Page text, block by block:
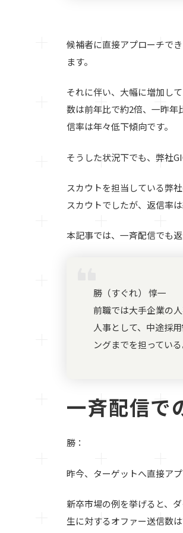
候補者に直接アプローチで
ます。
それに伴い、大幅に増加し
数は前年比で約2倍、一昨年
信率は年々低下傾向です。
そうした状況下でも、弊社
スカウトを担当している弊
スカウトでしたが、返信率
本記事では、一斉配信でも
勝（すぐれ） 惇一
前職では大手企業の
人事として、中途採
ングまでを担っている
一斉配信で
勝：
昨今、ターゲットへ直接ア
新卒市場の例を挙げると、
生に対するオファー送信数